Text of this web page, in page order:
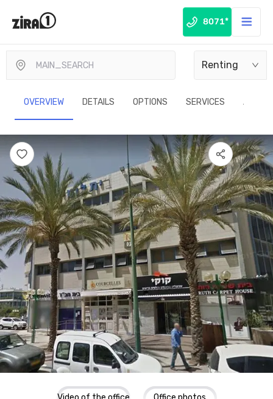
8071*
Renting
OVERVIEW DETAILS OPTIONS SERVICES